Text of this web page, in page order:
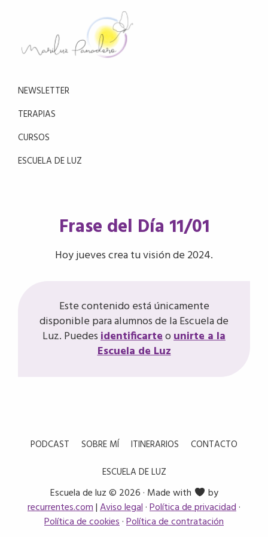
navegación
principal
a
reducir
el
estrés
con
la
NEWSLETTER
TERAPIAS
CURSOS
ESCUELA DE LUZ
Frase del Día 11/01
Hoy jueves crea tu visión de 2024.
Este contenido está únicamente
disponible para alumnos de la Escuela de
Luz. Puedesidentificarteounirte a la
Escuela de Luz
PODCAST SOBRE MÍ ITINERARIOS
CONTACTO
ESCUELA DE LUZ
Escuela de luz © 2026 · Made with
by
recurrentes.com|Aviso legal·Política de privacidad·
Política de cookies·Política de contratación